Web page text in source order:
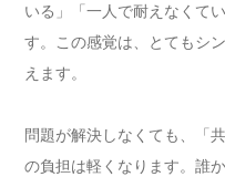
いる」「一人で耐えなくて
す。この感覚は、とてもシ
えます。
問題が解決しなくても、「
の負担は軽くなります。誰